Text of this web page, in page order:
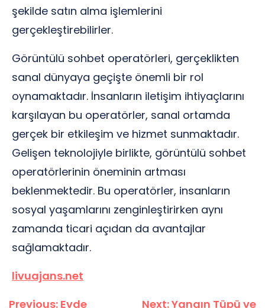
şekilde satın alma işlemlerini
gerçekleştirebilirler.
Görüntülü sohbet operatörleri, gerçeklikten
sanal dünyaya geçişte önemli bir rol
oynamaktadır. İnsanların iletişim ihtiyaçlarını
karşılayan bu operatörler, sanal ortamda
gerçek bir etkileşim ve hizmet sunmaktadır.
Gelişen teknolojiyle birlikte, görüntülü sohbet
operatörlerinin öneminin artması
beklenmektedir. Bu operatörler, insanların
sosyal yaşamlarını zenginleştirirken aynı
zamanda ticari açıdan da avantajlar
sağlamaktadır.
livuajans.net
Yazı
Previous: Evde
Next:Yangın Tüpü ve